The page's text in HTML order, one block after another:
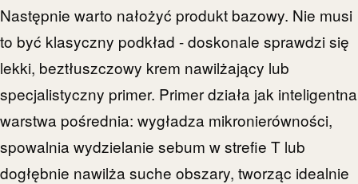
Następnie warto nałożyć produkt bazowy. Nie musi
to być klasyczny podkład - doskonale sprawdzi się
lekki, beztłuszczowy krem nawilżający lub
specjalistyczny primer. Primer działa jak inteligentna
warstwa pośrednia: wygładza mikronierówności,
spowalnia wydzielanie sebum w strefie T lub
dogłębnie nawilża suche obszary, tworząc idealnie